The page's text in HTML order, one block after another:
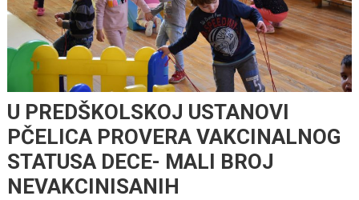
U PREDŠKOLSKOJ USTANOVI
PČELICA PROVERA VAKCINALNOG
STATUSA DECE- MALI BROJ
NEVAKCINISANIH